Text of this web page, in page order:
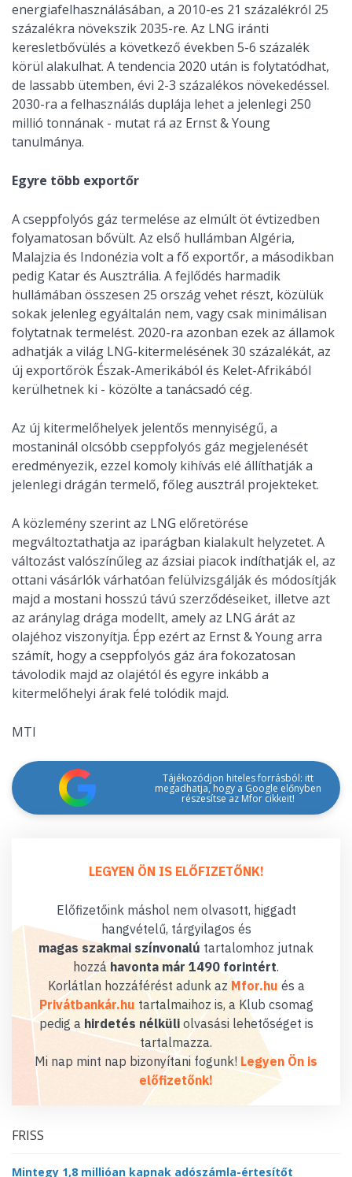
energiafelhasználásában, a 2010-es 21 százalékról 25
százalékra növekszik 2035-re. Az LNG iránti
keresletbővülés a következő években 5-6 százalék
körül alakulhat. A tendencia 2020 után is folytatódhat,
de lassabb ütemben, évi 2-3 százalékos növekedéssel.
2030-ra a felhasználás duplája lehet a jelenlegi 250
millió tonnának - mutat rá az Ernst & Young
tanulmánya.
Egyre több exportőr
A cseppfolyós gáz termelése az elmúlt öt évtizedben
folyamatosan bővült. Az első hullámban Algéria,
Malajzia és Indonézia volt a fő exportőr, a másodikban
pedig Katar és Ausztrália. A fejlődés harmadik
hullámában összesen 25 ország vehet részt, közülük
sokak jelenleg egyáltalán nem, vagy csak minimálisan
folytatnak termelést. 2020-ra azonban ezek az államok
adhatják a világ LNG-kitermelésének 30 százalékát, az
új exportőrök Észak-Amerikából és Kelet-Afrikából
kerülhetnek ki - közölte a tanácsadó cég.
Az új kitermelőhelyek jelentős mennyiségű, a
mostaninál olcsóbb cseppfolyós gáz megjelenését
eredményezik, ezzel komoly kihívás elé állíthatják a
jelenlegi drágán termelő, főleg ausztrál projekteket.
A közlemény szerint az LNG előretörése
megváltoztathatja az iparágban kialakult helyzetet. A
változást valószínűleg az ázsiai piacok indíthatják el, az
ottani vásárlók várhatóan felülvizsgálják és módosítják
majd a mostani hosszú távú szerződéseiket, illetve azt
az aránylag drága modellt, amely az LNG árát az
olajéhoz viszonyítja. Épp ezért az Ernst & Young arra
számít, hogy a cseppfolyós gáz ára fokozatosan
távolodik majd az olajétól és egyre inkább a
kitermelőhelyi árak felé tolódik majd.
MTI
Tájékozódjon hiteles forrásból: itt
megadhatja, hogy a Google előnyben
részesítse az Mfor cikkeit!
LEGYEN ÖN IS ELŐFIZETŐNK!
Előfizetőink máshol nem olvasott, higgadt
hangvételű, tárgyilagos és
magas szakmai színvonalú tartalomhoz jutnak
hozzáhavonta már 1490 forintért.
Korlátlan hozzáférést adunk az Mfor.hu és a
Privátbankár.hu tartalmaihoz is, a Klub csomag
pedig a hirdetés nélküliolvasási lehetőséget is
tartalmazza.
Mi nap mint nap bizonyítani fogunk! Legyen Ön is
előfizetőnk!
FRISS
Mintegy 1,8 millióan kapnak adószámla-értesítőt